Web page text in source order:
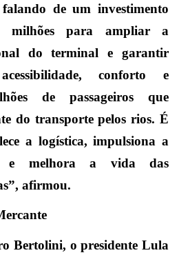
de um investimento
milhões para ampliar a
do terminal e garantir
conforto e
de passageiros que
do transporte pelos rios. É
a logística, impulsiona a
e melhora a vida das
afirmou.
Bertolini, o presidente Lula